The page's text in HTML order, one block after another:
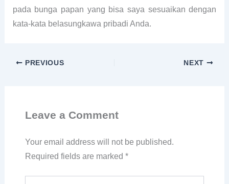
pada bunga papan yang bisa saya sesuaikan dengan
kata-kata belasungkawa pribadi Anda.
PREVIOUS NEXT
Leave a Comment
Your email address will not be published.
Required fields are marked *